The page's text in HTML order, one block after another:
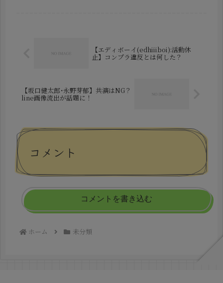
【エディボーイ(edhiiiboi):活動休
止】コンプラ違反とは何した？
【坂口健太郎･永野芽郁】共演はNG？
line画像流出が話題に！
コメント
コメントを書き込む
ホーム 未分類